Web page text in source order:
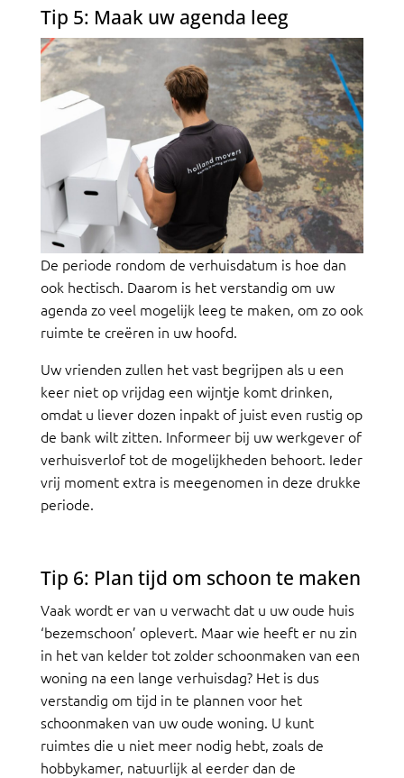
Tip 5: Maak uw agenda leeg
De periode rondom de verhuisdatum is hoe dan
ook hectisch. Daarom is het verstandig om uw
agenda zo veel mogelijk leeg te maken, om zo ook
ruimte te creëren in uw hoofd.
Uw vrienden zullen het vast begrijpen als u een
keer niet op vrijdag een wijntje komt drinken,
omdat u liever dozen inpakt of juist even rustig op
de bank wilt zitten. Informeer bij uw werkgever of
verhuisverlof tot de mogelijkheden behoort. Ieder
vrij moment extra is meegenomen in deze drukke
periode.
Tip 6: Plan tijd om schoon te maken
Vaak wordt er van u verwacht dat u uw oude huis
‘bezemschoon’ oplevert. Maar wie heeft er nu zin
in het van kelder tot zolder schoonmaken van een
woning na een lange verhuisdag? Het is dus
verstandig om tijd in te plannen voor het
schoonmaken van uw oude woning. U kunt
ruimtes die u niet meer nodig hebt, zoals de
hobbykamer, natuurlijk al eerder dan de